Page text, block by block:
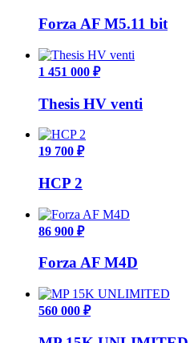
Forza AF M5.11 bit
1 451 000 ₽
Thesis HV venti
19 700 ₽
HCP 2
86 900 ₽
Forza AF M4D
560 000 ₽